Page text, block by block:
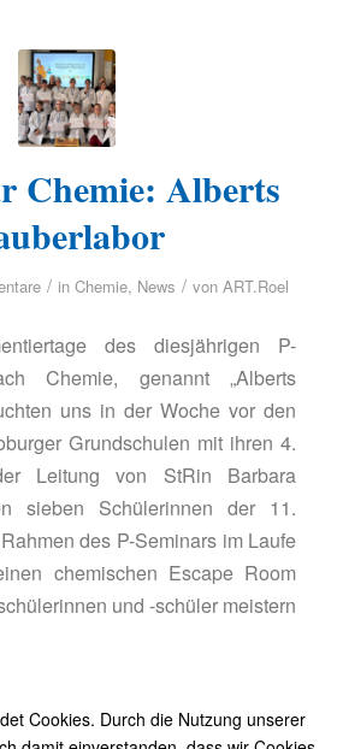
Chemie: Alberts
/ inChemie, News / vonART.Roel
des diesjährigen P-
Chemie, genannt „Alberts
uns in der Woche vor den
Grundschulen mit ihren 4.
Leitung von StRin Barbara
sieben Schülerinnen der 11.
des P-Seminars im Laufe
chemischen Escape Room
und -schüler meistern
Cookies. Durch die Nutzung unserer